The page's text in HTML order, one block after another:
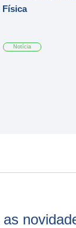
Física
Notícia
as